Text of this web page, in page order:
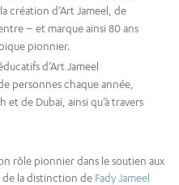
création d’Art Jameel, de
– et marque ainsi 80 ans
pionnier.
d’Art Jameel
personnes chaque année,
et de Dubaï, ainsi qu’à travers
rôle pionnier dans le soutien aux
de la distinction de Fady Jameel